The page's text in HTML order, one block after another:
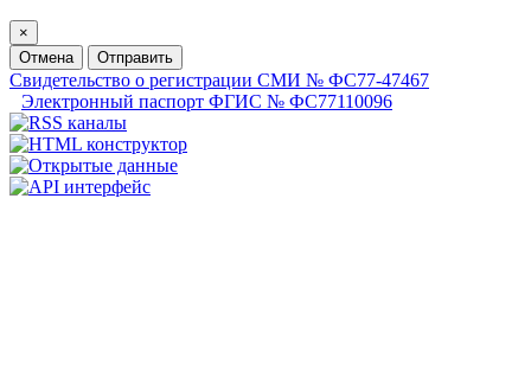
×
Отмена
Отправить
Свидетельство о регистрации СМИ № ФС77-47467
Электронный паспорт ФГИС № ФС77110096